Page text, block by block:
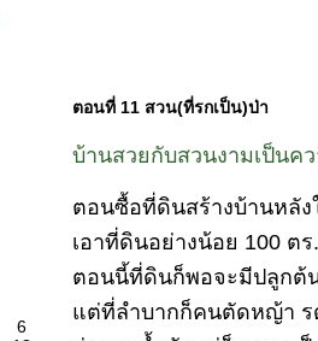
6
ตอนที่ 11 สวน(ที่รกเป็น)ป่า
บ้านสวยกับสวนงามเป็นค
ตอนซื้อที่ดินสร้างบ้านหลัง
เอาที่ดินอย่างน้อย 100 ต
ตอนนี้ที่ดินก็พอจะมีปลูกต้
ต่ที่ลำบากก็คนตัดหญ้า รด